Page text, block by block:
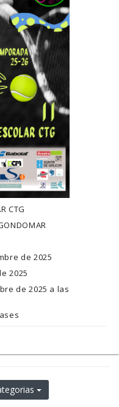
CTG
de 2025
2025
de 2025 a las